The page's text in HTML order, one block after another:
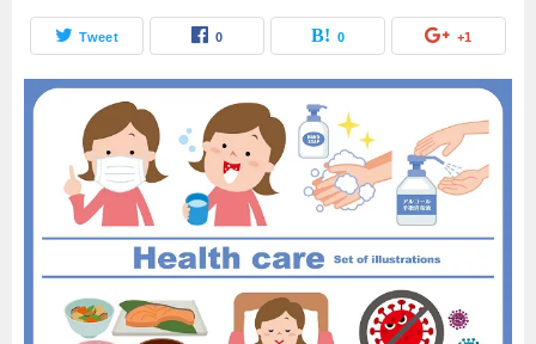
Tweet 0 0 +1